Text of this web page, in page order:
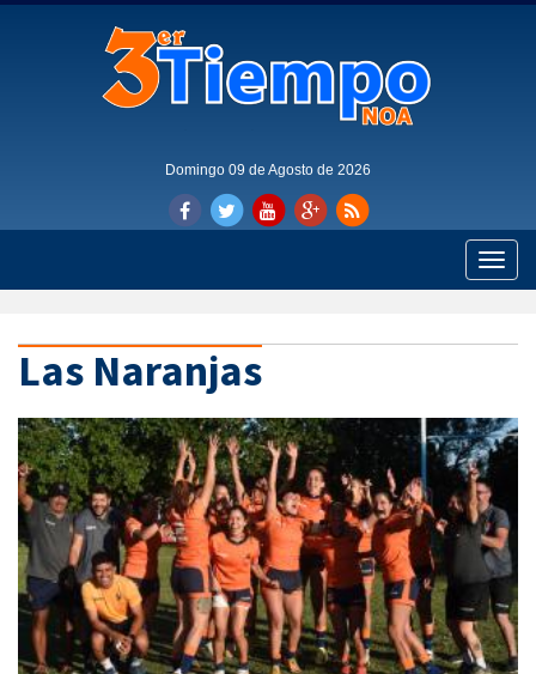
Domingo 09 de Agosto de 2026
Toggle
Las Naranjas